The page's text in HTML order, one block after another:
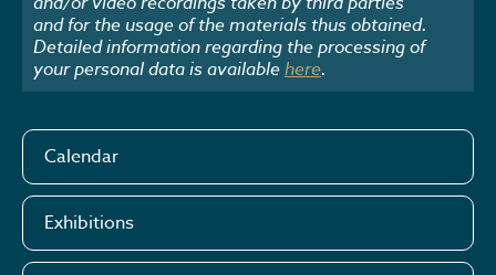
and for the usage of the materials thus obtained.
Detailed information regarding the processing of
your personal data is availablehere.
Calendar
Exhibitions